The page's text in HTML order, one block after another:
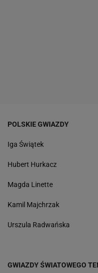
POLSKIE GWIAZDY
Iga Świątek
Hubert Hurkacz
Magda Linette
Kamil Majchrzak
Urszula Radwańska
GWIAZDY ŚWIATOWEGO